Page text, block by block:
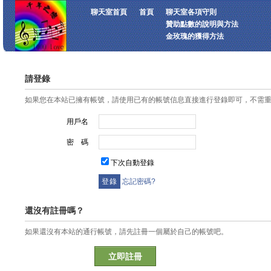
聊天室首頁 首頁
聊天室各項守則
贊助點數的說明與方法
金玫瑰的獲得方法
請登錄
如果您在本站已擁有帳號，請使用已有的帳號信息直接進行登錄即可，不需
用戶名
密 碼
下次自動登錄
忘記密碼?
還沒有註冊嗎？
如果還沒有本站的通行帳號，請先註冊一個屬於自己的帳號吧。
立即註冊